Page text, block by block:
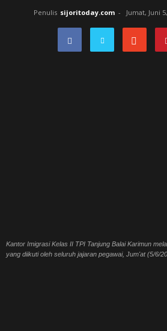
Penulis sijoritoday.com - Jumat, Juni
Kantor Imigrasi Kelas II TPI Tanjung Balai Karimun
yang diikuti oleh seluruh jajaran pegawai, Jum'at (5/6/